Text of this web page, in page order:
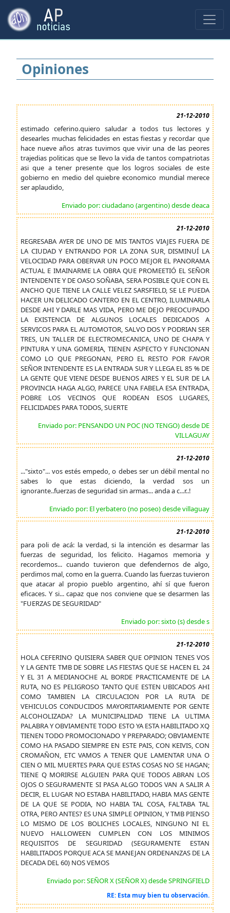
Opiniones
21-12-2010
estimado ceferino.quiero saludar a todos tus lectores y
desearles muchas felicidades en estas fiestas y recordar que
hace nueve años atras tuvimos que vivir una de las peores
trajedias politicas que se llevo la vida de tantos compatriotas
asi que a tener presente que los logros sociales de este
gobierno en medio del quiebre economico mundial merece
ser aplaudido,
Enviado por: ciudadano (argentino) desde deaca
21-12-2010
REGRESABA AYER DE UNO DE MIS TANTOS VIAJES FUERA DE
LA CIUDAD Y ENTRANDO POR LA ZONA SUR, DISMINUÍ LA
VELOCIDAD PARA OBERVAR UN POCO MEJOR EL PANORAMA
ACTUAL E IMAINARME LA OBRA QUE PROMEETIÓ EL SEÑOR
INTENDENTE Y DE OASO SOÑABA, SERA POSIBLE QUE CON EL
ANCHO QUE TIENE LA CALLE VELEZ SARSFIELD, SE LE PUEDA
HACER UN DELICADO CANTERO EN EL CENTRO, ILUMINARLA
DESDE AHI Y DARLE MAS VIDA, PERO ME DEJO PREOCUPADO
LA EXISTENCIA DE ALGUNOS LOCALES DEDICADOS A
SERVICOS PARA EL AUTOMOTOR, SALVO DOS Y PODRIAN SER
TRES, UN TALLER DE ELECTROMECANICA, UNO DE CHAPA Y
PINTURA Y UNA GOMERIA, TIENEN ASPECTO Y FUNCIONAN
COMO LO QUE PREGONAN, PERO EL RESTO POR FAVOR
SEÑOR INTENDENTE ES LA ENTRADA SUR Y LLEGA EL 85 % DE
LA GENTE QUE VIENE DESDE BUENOS AIRES Y EL SUR DE LA
PROVINCIA HAGA ALGO, PARECE UNA FABELA ESA ENTRADA,
POBRE LOS VECINOS QUE RODEAN ESOS LUGARES,
FELICIDADES PARA TODOS, SUERTE
Enviado por: PENSANDO UN POC (NO TENGO) desde DE
VILLAGUAY
21-12-2010
..."sixto"... vos estés empedo, o debes ser un débil mental no
sabes lo que estas diciendo, la verdad sos un
ignorante..fuerzas de seguridad sin armas... anda a c...r..!
Enviado por: El yerbatero (no poseo) desde villaguay
21-12-2010
para poli de acá: la verdad, si la intención es desarmar las
fuerzas de seguridad, los felicito. Hagamos memoria y
recordemos... cuando tuvieron que defendernos de algo,
perdimos mal, como en la guerra. Cuando las fuerzas tuvieron
que atacar al propio pueblo argentino, ahí sí que fueron
eficaces. Y si... capaz que nos conviene que se desarmen las
"FUERZAS DE SEGURIDAD"
Enviado por: sixto (s) desde s
21-12-2010
HOLA CEFERINO QUISIERA SABER QUE OPINION TENES VOS
Y LA GENTE TMB DE SOBRE LAS FIESTAS QUE SE HACEN EL 24
Y EL 31 A MEDIANOCHE AL BORDE PRACTICAMENTE DE LA
RUTA, NO ES PELIGROSO TANTO QUE ESTEN UBICADOS AHI
COMO TAMBIEN LA CIRCULACION POR LA RUTA DE
VEHICULOS CONDUCIDOS MAYORITARIAMENTE POR GENTE
ALCOHOLIZADA? LA MUNICIPALIDAD TIENE LA ULTIMA
PALABRA Y OBVIAMENTE TODO ESTO YA ESTA HABILITADO XQ
TIENEN TODO PROMOCIONADO Y PREPARADO; OBVIAMENTE
COMO HA PASADO SIEMPRE EN ESTE PAIS, CON KEIVIS, CON
CROMAÑON, ETC VAMOS A TENER QUE LAMENTAR UNA O
CIEN O MIL MUERTES PARA QUE ESTAS COSAS NO SE HAGAN;
TIENE Q MORIRSE ALGUIEN PARA QUE TODOS ABRAN LOS
OJOS O SEGURAMENTE SI PASA ALGO TODOS VAN A SALIR A
DECIR, EL LUGAR NO ESTABA HABILITADO, HABIA MAS GENTE
DE LA QUE SE PODIA, NO HABIA TAL COSA, FALTABA TAL
OTRA, PERO ANTES? ES UNA SIMPLE OPINION, Y TMB PIENSO
LO MISMO DE LOS BOLICHES LOCALES, NINGUNO NI EL
NUEVO HALLOWEEN CUMPLEN CON LOS MINIMOS
REQUISITOS DE SEGURIDAD (SEGURAMENTE ESTAN
HABILITADOS PORQUE ACA SE MANEJAN ORDENANZAS DE LA
DECADA DEL 60) NOS VEMOS
Enviado por: SEÑOR X (SEÑOR X) desde SPRINGFIELD
RE: Esta muy bien tu observación.